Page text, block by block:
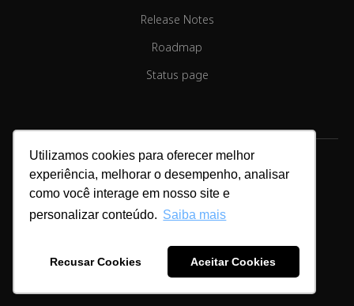
Utilizamos cookies para oferecer melhor
experiência, melhorar o desempenho, analisar
como você interage em nosso site e
personalizar conteúdo. Saiba mais
Recusar Cookies Aceitar Cookies
Release Notes
Roadmap
Status page
Copyright © 2026.Linx Commerce
Cookies & Privacidade